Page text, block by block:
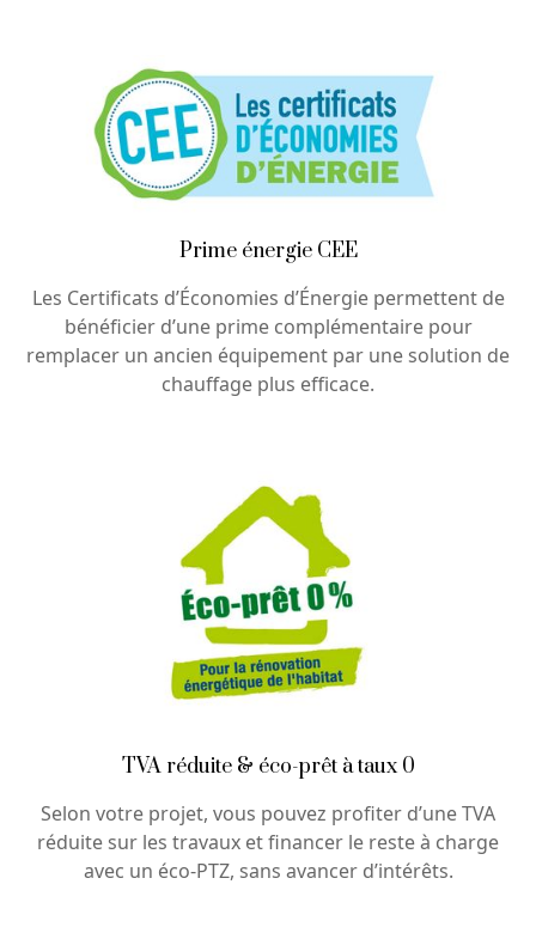
Prime énergie CEE
Les Certificats d’Économies d’Énergie permettent de
bénéficier d’une prime complémentaire pour
remplacer un ancien équipement par une solution de
chauffage plus efficace.
TVA réduite & éco-prêt à taux 0
Selon votre projet, vous pouvez profiter d’une TVA
réduite sur les travaux et financer le reste à charge
avec un éco-PTZ, sans avancer d’intérêts.